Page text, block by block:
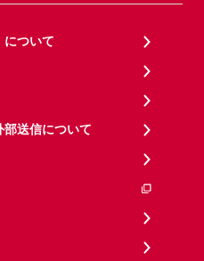
について
送信について